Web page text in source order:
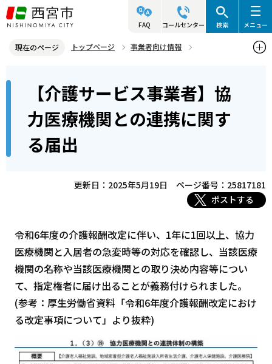
こ
の
ジ
す
FAQ コールセンター 検索 メニュー
現在のページ トップページ
事業者向け情報
介護保険サービス事業者に関する手続き・申請
【介護サービス事業者】協力医療機関との連携に関する届出
ら
【介護サービス事業者】協
力医療機関との連携に関す
る届出
更新日：2025年5月19日
ページ番号：25817181
ポストする
令和6年度の介護報酬改定に伴い、1年に1回以上、協力
医療機関と入居者の急変時等の対応を確認し、当該医療
機関の名称や当該医療機関との取り決め内容等につい
て、指定権者に届け出ることが義務付けられました。
(参考：厚生労働省資料「令和6年度介護報酬改定におけ
る改定事項について」より抜粋)